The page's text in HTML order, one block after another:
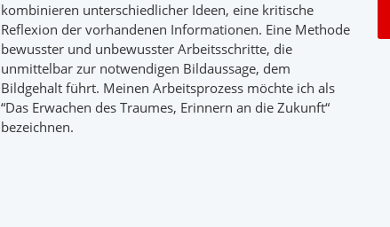
kombinieren unterschiedlicher Ideen, eine kritische
Reflexion der vorhandenen Informationen. Eine Methode
bewusster und unbewusster Arbeitsschritte, die
unmittelbar zur notwendigen Bildaussage, dem
Bildgehalt führt. Meinen Arbeitsprozess möchte ich als
“Das Erwachen des Traumes, Erinnern an die Zukunft“
bezeichnen.